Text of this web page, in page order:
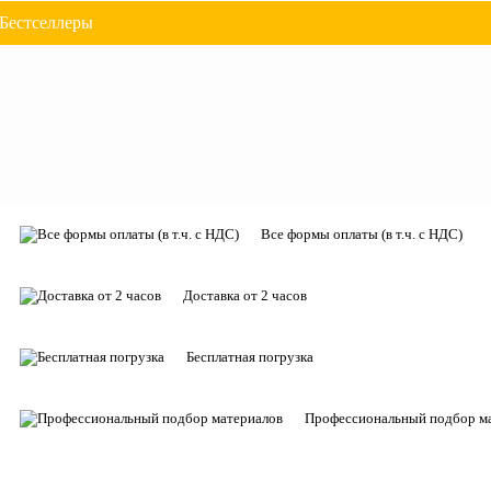
Бестселлеры
Все формы оплаты (в т.ч. с НДС)
Доставка от 2 часов
Бесплатная погрузка
Профессиональный подбор